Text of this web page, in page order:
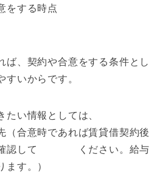
をする時点
ば、契約や合意をする条件とし
すいからです。
たい情報としては、
（合意時であれば賃貸借契約後
確認して ください。給与
ます。）